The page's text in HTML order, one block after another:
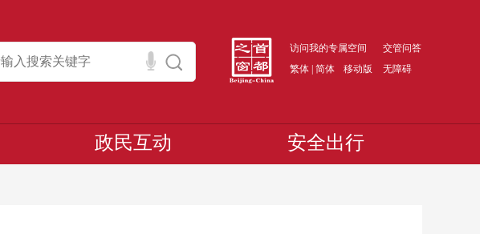
访问我的专属空间
交管问答
繁体 简体 移动版 无障碍
政民互动 安全出行